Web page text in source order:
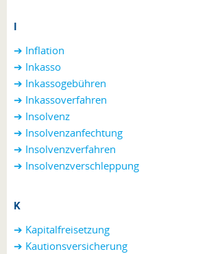
I
➔ Inflation
➔ Inkasso
➔ Inkassogebühren
➔ Inkassoverfahren
➔ Insolvenz
➔ Insolvenzanfechtung
➔ Insolvenzverfahren
➔ Insolvenzverschleppung
K
➔ Kapitalfreisetzung
➔ Kautionsversicherung